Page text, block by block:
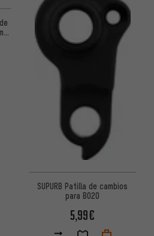
de 5 basada en 4 reseñas
SUPURB Patilla de cambios
para BO20
5,99€